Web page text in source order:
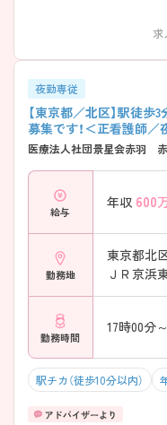
バランスを大切にしたい方
っかりお休みを確保 ・住宅手当ありで生活面もサポート ・退職金制度や
すい職場です♪
寄り添う看護ができる！ ――――――――――――――― 慢性期医療な
らではのやりがいがありま
者様を支援 ・59床規模だからこそ状態変化を継続して見守れる ・療養支
援や生活援助を含めた看護
大切にしたい方にお
院と介護老人保健施設を併
援に関われる ・多職種との連携を学べる環境 ・地域で暮らし続けるため
の支援を実践できる → 地域
♪ ――――――――――――――― ■ チームで支え合え
制があります。 ・日中は看護師と看護
で対応 ・固定チームナーシングを採用 → 情報共有がしやすく、安心して
業務に取り組める環境です♪
求
夜勤専従
【東京都／北区】駅徒
募集です！＜正看護師／
医療法人社団景星会赤羽
給与
年収 600
勤務地
東京都北
ＪＲ京浜
勤務時間
17時00分
駅チカ（徒歩10分以内）